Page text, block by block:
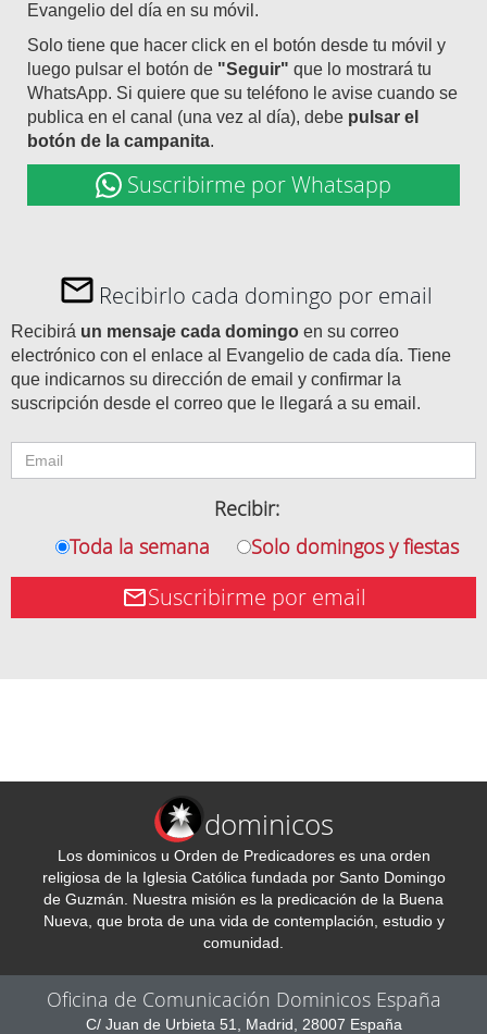
Evangelio del día en su móvil.
Solo tiene que hacer click en el botón desde tu móvil y
luego pulsar el botón de "Seguir" que lo mostrará tu
WhatsApp. Si quiere que su teléfono le avise cuando se
publica en el canal (una vez al día), debe pulsar el
botón de la campanita.
Suscribirme por Whatsapp
Recibirlo cada domingo por email
Recibirá un mensaje cada domingo en su correo
electrónico con el enlace al Evangelio de cada día. Tiene
que indicarnos su dirección de email y confirmar la
suscripción desde el correo que le llegará a su email.
Recibir:
Toda la semana
Solo domingos y fiestas
Suscribirme por email
dominicos
Los dominicos u Orden de Predicadores es una orden
religiosa de la Iglesia Católica fundada por Santo Domingo
de Guzmán. Nuestra misión es la predicación de la Buena
Nueva, que brota de una vida de contemplación, estudio y
comunidad.
Oficina de Comunicación Dominicos España
C/ Juan de Urbieta 51, Madrid, 28007 España